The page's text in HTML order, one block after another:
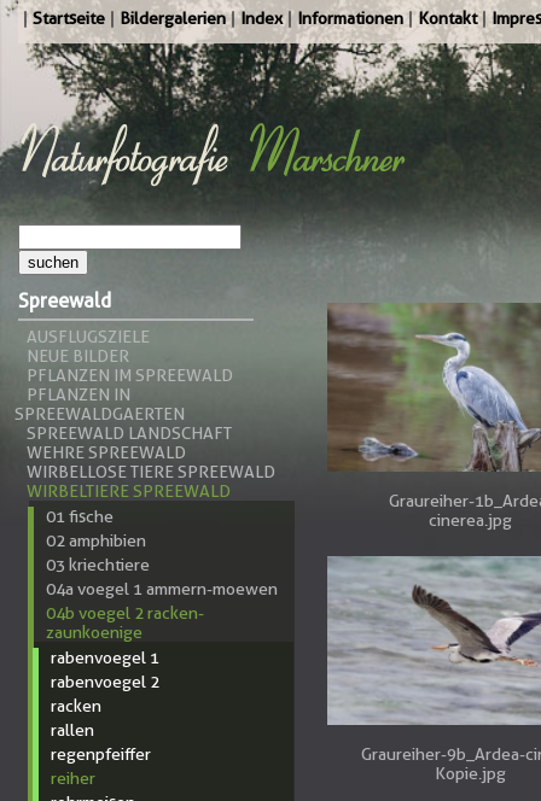
Startseite Bildergalerien Index Informationen Kontakt
Spreewald
AUSFLUGSZIELE
NEUE BILDER
PFLANZEN IM SPREEWALD
PFLANZEN IN
SPREEWALDGAERTEN
SPREEWALD LANDSCHAFT
WEHRE SPREEWALD
WIRBELLOSE TIERE SPREEWALD
WIRBELTIERE SPREEWALD
01 fische
02 amphibien
03 kriechtiere
04a voegel 1 ammern-moewen
04b voegel 2 racken-
zaunkoenige
rabenvoegel 1
rabenvoegel 2
racken
rallen
regenpfeiffer
reiher
Graureiher-
cinerea.jpg
Graureiher-9b_Ardea-
Kopie.jpg